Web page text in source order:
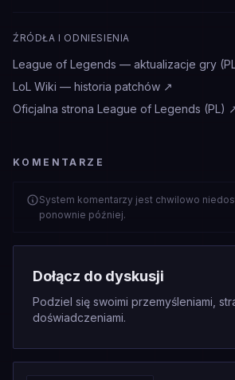
ŹRÓDŁA I ODNIESIENIA
League of Legends — aktualizacje gry
LoL Wiki — historia patchów ↗
Oficjalna strona League of Legends (PL)
KOMENTARZE
System komentarzy jest chwilowo
ponownie później.
Dołącz do dyskusji
Podziel się swoimi przemyśleniami,
doświadczeniami.